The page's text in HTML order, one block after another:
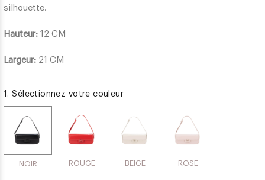
silhouette.
Hauteur: 12 CM
Largeur: 21 CM
1. Sélectionnez votre couleur
NOIR ROUGE BEIGE ROSE